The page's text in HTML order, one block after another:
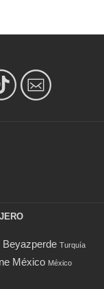
Beyazperde Turquía
México México